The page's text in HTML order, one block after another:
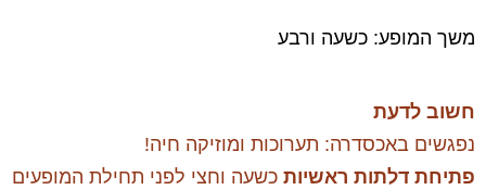
משך המופע: כשעה ורבע
חשוב לדעת
נפגשים באכסדרה: תערוכות ומוזיקה חיה!
פתיחת דלתות ראשיות כשעה וחצי לפני תחילת המופעים